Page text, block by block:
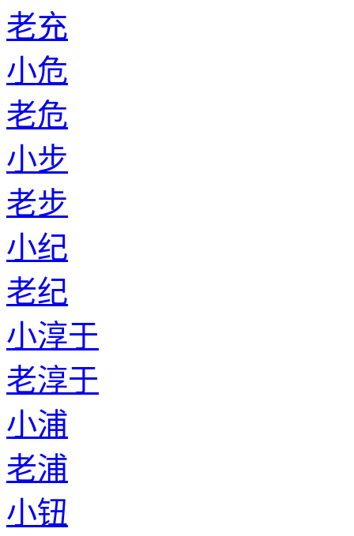
老充
小危
老危
小步
老步
小纪
老纪
小淳于
老淳于
小浦
老浦
小钮